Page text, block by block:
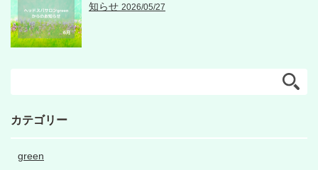
知らせ 2026/05/27
カテゴリー
green